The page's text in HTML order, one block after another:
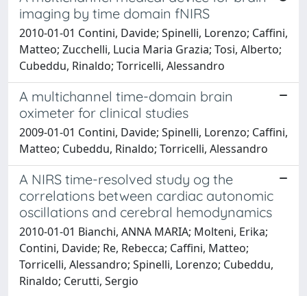
imaging by time domain fNIRS
2010-01-01 Contini, Davide; Spinelli, Lorenzo; Caffini,
Matteo; Zucchelli, Lucia Maria Grazia; Tosi, Alberto;
Cubeddu, Rinaldo; Torricelli, Alessandro
A multichannel time-domain brain
oximeter for clinical studies
2009-01-01 Contini, Davide; Spinelli, Lorenzo; Caffini,
Matteo; Cubeddu, Rinaldo; Torricelli, Alessandro
A NIRS time-resolved study og the
correlations between cardiac autonomic
oscillations and cerebral hemodynamics
2010-01-01 Bianchi, ANNA MARIA; Molteni, Erika;
Contini, Davide; Re, Rebecca; Caffini, Matteo;
Torricelli, Alessandro; Spinelli, Lorenzo; Cubeddu,
Rinaldo; Cerutti, Sergio